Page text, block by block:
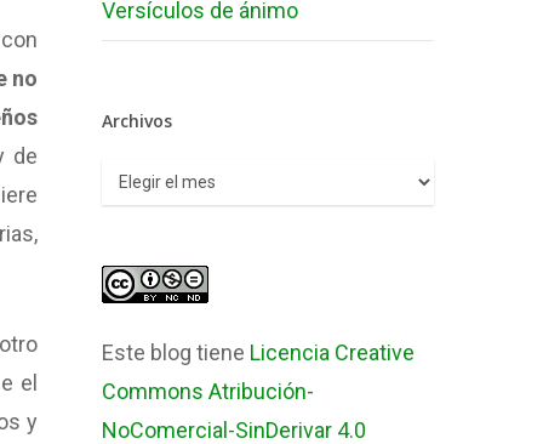
no
de
el
y
Versículos de ánimo
Archivos
Archivos
Este blog tiene Licencia Creative
Commons Atribución-
NoComercial-SinDerivar 4.0